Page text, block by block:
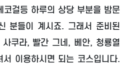
코걸등 하루의 상당 부분을 밤문
분들이 계시죠. 그래서 준비된
쿠라, 빨간 그네, 베안, 청룡열
이용하시면 되는 코스입니다.